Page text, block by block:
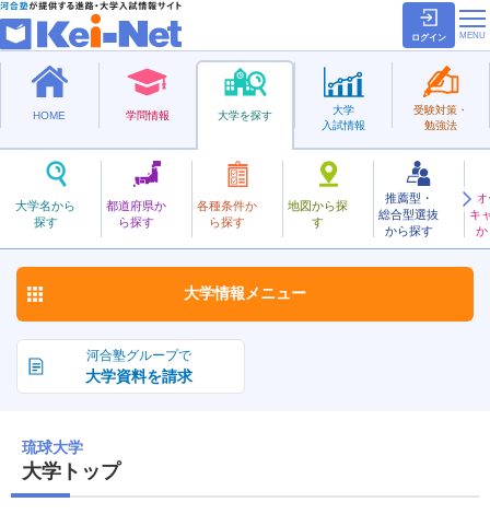
ログイン
HOME 学問情報 大学を探す
大学名から
探す
都道府県か
ら探す
各種条件か
ら探す
地図から探
す
推薦型・
総合型選抜
から探す
キ
か
大学
入試情報
受験対策・
勉強法
国立
りゅうきゅう
琉球大学 お気に入り
河合塾グループで
大学資料を請求
大学情報 メニュー
琉球大学
大学トップ